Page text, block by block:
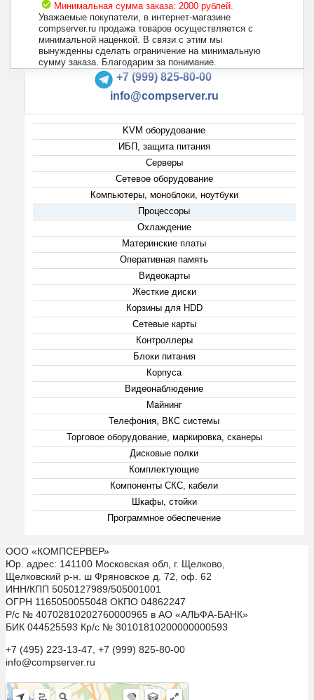
Минимальная сумма заказа: 2000 рублей.
Уважаемые покупатели, в интернет-магазине
compserver.ru продажа товаров осуществляется с
минимальной наценкой. В связи с этим мы
вынужденны сделать ограничение на минимальную
сумму заказа. Благодарим за понимание.
+7 (495) 223-13-47
+7 (999) 825-80-00
info@compserver.ru
KVM оборудование
ИБП, защита питания
Серверы
Сетевое оборудование
Компьютеры, моноблоки, ноутбуки
Процессоры
Охлаждение
Материнские платы
Оперативная память
Видеокарты
Жесткие диски
Корзины для HDD
Сетевые карты
Контроллеры
Блоки питания
Корпуса
Видеонаблюдение
Майнинг
Телефония, ВКС системы
Торговое оборудование, маркировка, сканеры
Дисковые полки
Комплектующие
Компоненты СКС, кабели
Шкафы, стойки
Программное обеспечение
ООО «КОМПСЕРВЕР»
Юр. адрес: 141100 Московская обл, г. Щелково,
Щелковский р-н. ш Фряновское д. 72, оф. 62
ИНН/КПП 5050127989/505001001
ОГРН 1165050055048 ОКПО 04862247
Р/с № 40702810202760000965 в АО «АЛЬФА-БАНК»
БИК 044525593 Кр/с № 30101810200000000593
+7 (495) 223-13-47, +7 (999) 825-80-00
info@compserver.ru